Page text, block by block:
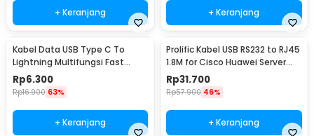
+ Keranjang + Keranjang
Kabel Data USB Type C To
Lightning Multifungsi Fast
Charging 5V 2A 1M - 1636
Rp6.300
Rp16.900 63%
+ Keranjang
Prolific Kabel USB RS232 to RJ45
1.8M for Cisco Huawei Server
Router - PL2303RA
Rp31.700
Rp57.900 46%
+ Keranjang